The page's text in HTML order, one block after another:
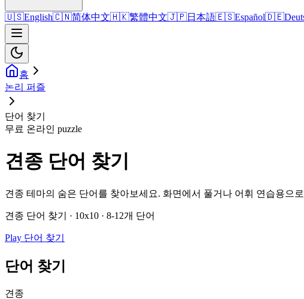
🇺🇸English🇨🇳简体中文🇭🇰繁體中文🇯🇵日本語🇪🇸Español🇩🇪
홈
논리 퍼즐
단어 찾기
무료 온라인 puzzle
견종 단어 찾기
견종 테마의 숨은 단어를 찾아보세요. 화면에서 풀거나 어휘 연습용으
견종 단어 찾기 · 10x10 · 8-12개 단어
Play 단어 찾기
단어 찾기
견종